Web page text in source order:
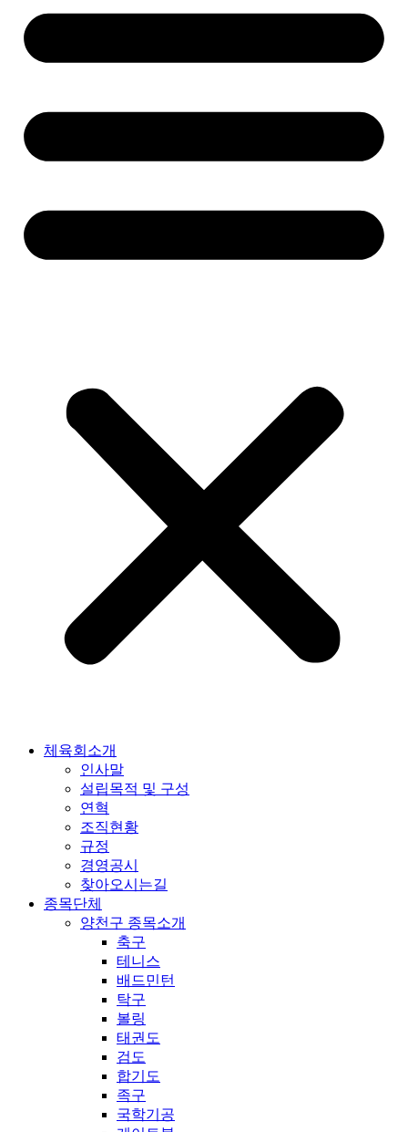
체육회소개
인사말
설립목적 및 구성
연혁
조직현황
규정
경영공시
찾아오시는길
종목단체
양천구 종목소개
축구
테니스
배드민턴
탁구
볼링
태권도
검도
합기도
족구
국학기공